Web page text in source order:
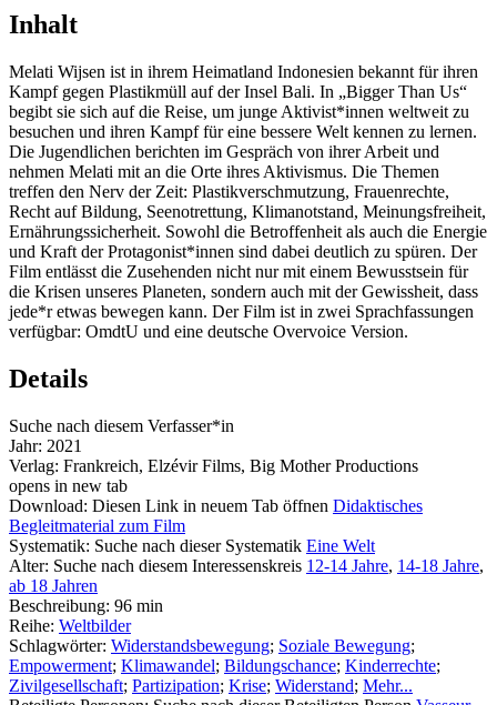
Inhalt
Melati Wijsen ist in ihrem Heimatland Indonesien bekannt für ihren
Kampf gegen Plastikmüll auf der Insel Bali. In „Bigger Than Us“
begibt sie sich auf die Reise, um junge Aktivist*innen weltweit zu
besuchen und ihren Kampf für eine bessere Welt kennen zu lernen.
Die Jugendlichen berichten im Gespräch von ihrer Arbeit und
nehmen Melati mit an die Orte ihres Aktivismus. Die Themen
treffen den Nerv der Zeit: Plastikverschmutzung, Frauenrechte,
Recht auf Bildung, Seenotrettung, Klimanotstand, Meinungsfreiheit,
Ernährungssicherheit. Sowohl die Betroffenheit als auch die Energie
und Kraft der Protagonist*innen sind dabei deutlich zu spüren. Der
Film entlässt die Zusehenden nicht nur mit einem Bewusstsein für
die Krisen unseres Planeten, sondern auch mit der Gewissheit, dass
jede*r etwas bewegen kann. Der Film ist in zwei Sprachfassungen
verfügbar: OmdtU und eine deutsche Overvoice Version.
Details
Suche nach diesem Verfasser*in
Jahr: 2021
Verlag: Frankreich, Elzévir Films, Big Mother Productions
opens in new tab
Download: Diesen Link in neuem Tab öffnen Didaktisches
Begleitmaterial zum Film
Systematik: Suche nach dieser Systematik Eine Welt
Alter: Suche nach diesem Interessenskreis 12-14 Jahre, 14-18 Jahre,
ab 18 Jahren
Beschreibung: 96 min
Reihe: Weltbilder
Schlagwörter: Widerstandsbewegung; Soziale Bewegung;
Empowerment; Klimawandel; Bildungschance; Kinderrechte;
Zivilgesellschaft; Partizipation; Krise; Widerstand; Mehr...